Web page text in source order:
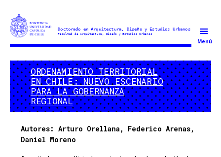
Doctorado
Arquitectura
y
Estudios
Urbanos
Menú
ORDENAMIENTO TERRITORIAL
EN CHILE: NUEVO ESCENARIO
PARA LA GOBERNANZA
REGIONAL
Autores: Arturo Orellana, Federico Arenas,
Daniel Moreno